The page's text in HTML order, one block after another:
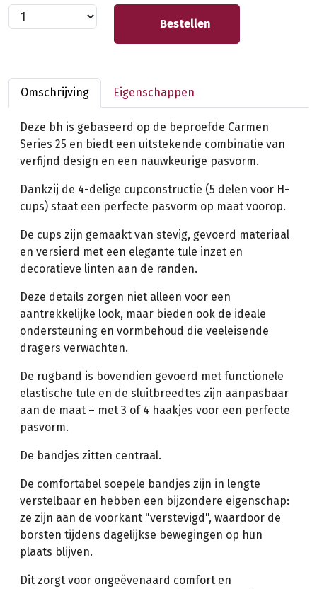
Bestellen
Omschrijving Eigenschappen
Deze bh is gebaseerd op de beproefde Carmen
Series 25 en biedt een uitstekende combinatie van
verfijnd design en een nauwkeurige pasvorm.
Dankzij de 4-delige cupconstructie (5 delen voor H-
cups) staat een perfecte pasvorm op maat voorop.
De cups zijn gemaakt van stevig, gevoerd materiaal
en versierd met een elegante tule inzet en
decoratieve linten aan de randen.
Deze details zorgen niet alleen voor een
aantrekkelijke look, maar bieden ook de ideale
ondersteuning en vormbehoud die veeleisende
dragers verwachten.
De rugband is bovendien gevoerd met functionele
elastische tule en de sluitbreedtes zijn aanpasbaar
aan de maat – met 3 of 4 haakjes voor een perfecte
pasvorm.
De bandjes zitten centraal.
De comfortabel soepele bandjes zijn in lengte
verstelbaar en hebben een bijzondere eigenschap:
ze zijn aan de voorkant "verstevigd", waardoor de
borsten tijdens dagelijkse bewegingen op hun
plaats blijven.
Dit zorgt voor ongeëvenaard comfort en